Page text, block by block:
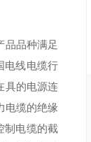
品品种满足
电线电缆行
具的电源连
电缆的绝缘
制电缆的截